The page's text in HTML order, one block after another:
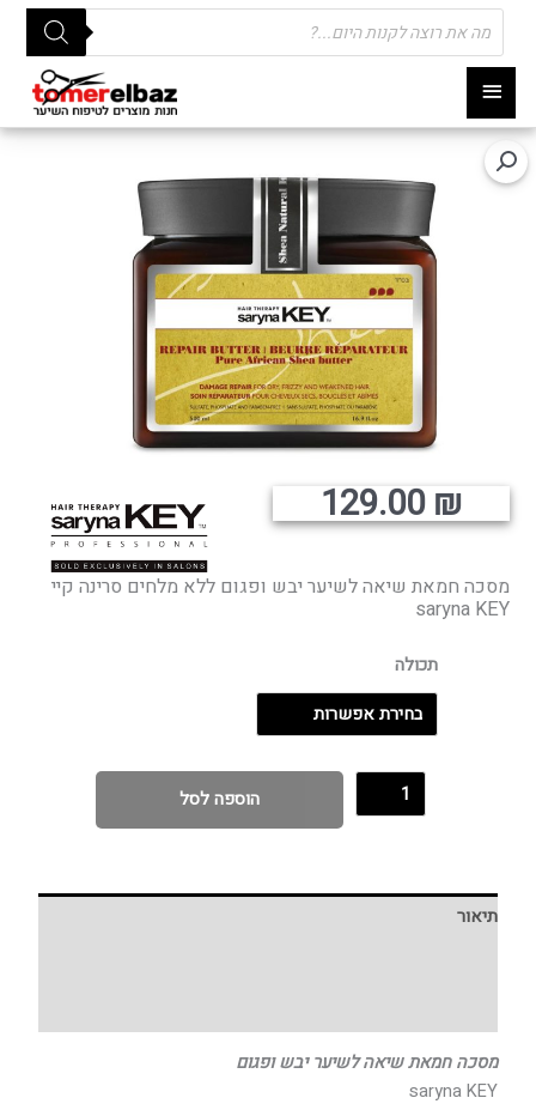
תפריט
ראשי
Products
search
מסכה חמאת שיאה לשיער יבש ופגום ללא מלחים סרינה קיי
saryna KEY
129.00₪
תכולה
הוספה לסל
תיאור
מסכה חמאת שיאה לשיער יבש ופגום
saryna KEY